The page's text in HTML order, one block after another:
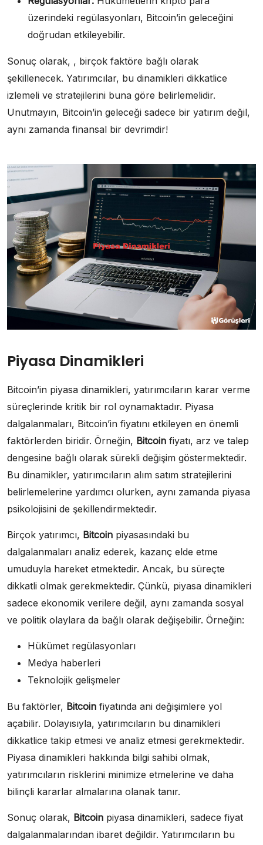
üzerindeki regülasyonları, Bitcoin’in geleceğini
doğrudan etkileyebilir.
Sonuç olarak, , birçok faktöre bağlı olarak
şekillenecek. Yatırımcılar, bu dinamikleri dikkatlice
izlemeli ve stratejilerini buna göre belirlemelidir.
Unutmayın, Bitcoin’in geleceği sadece bir yatırım değil,
aynı zamanda finansal bir devrimdir!
Piyasa Dinamikleri
Bitcoin’in piyasa dinamikleri, yatırımcıların karar verme
süreçlerinde kritik bir rol oynamaktadır. Piyasa
dalgalanmaları, Bitcoin’in fiyatını etkileyen en önemli
faktörlerden biridir. Örneğin, Bitcoin fiyatı, arz ve talep
dengesine bağlı olarak sürekli değişim göstermektedir.
Bu dinamikler, yatırımcıların alım satım stratejilerini
belirlemelerine yardımcı olurken, aynı zamanda piyasa
psikolojisini de şekillendirmektedir.
Birçok yatırımcı, Bitcoin piyasasındaki bu
dalgalanmaları analiz ederek, kazanç elde etme
umuduyla hareket etmektedir. Ancak, bu süreçte
dikkatli olmak gerekmektedir. Çünkü, piyasa dinamikleri
sadece ekonomik verilere değil, aynı zamanda sosyal
ve politik olaylara da bağlı olarak değişebilir. Örneğin:
Hükümet regülasyonları
Medya haberleri
Teknolojik gelişmeler
Bu faktörler, Bitcoin fiyatında ani değişimlere yol
açabilir. Dolayısıyla, yatırımcıların bu dinamikleri
dikkatlice takip etmesi ve analiz etmesi gerekmektedir.
Piyasa dinamikleri hakkında bilgi sahibi olmak,
yatırımcıların risklerini minimize etmelerine ve daha
bilinçli kararlar almalarına olanak tanır.
Sonuç olarak, Bitcoin piyasa dinamikleri, sadece fiyat
dalgalanmalarından ibaret değildir. Yatırımcıların bu